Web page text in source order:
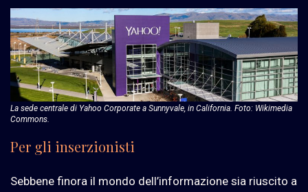
La sede centrale di Yahoo Corporate a Sunnyvale, in California. Foto: Wikimedia
Commons.
Per gli inserzionisti
Sebbene finora il mondo dell’informazione sia riuscito a